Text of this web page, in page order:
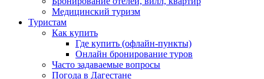
Медицинский туризм
Туристам
Как купить
Где купить (офлайн-пункты)
Онлайн бронирование туров
Часто задаваемые вопросы
Погода в Дагестане